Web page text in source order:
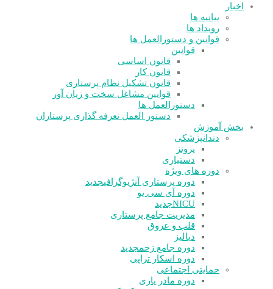
اخبار
بیانیه ها
رویداد ها
قوانین و دستورالعمل ها
قوانین
قانون اساسی
قانون کار
قانون تشکیل نظام پرستاری
قوانین مشاغل سخت و زیان آور
دستورالعمل ها
دستور العمل تعرفه گذاری پرستاران
بخش آموزش
دندانپزشکی
پروتز
دستیاری
دوره های ویژه
دوره پرستاری آنژیوگرافیجدید
دوره آی سی یو
NICUجدید
مدیریت جامع پرستاری
قلب و عروق
دیالیز
دوره جامع زخمجدید
دوره اسکار تراپی
حمایتی اجتماعی
دوره مادر یاری